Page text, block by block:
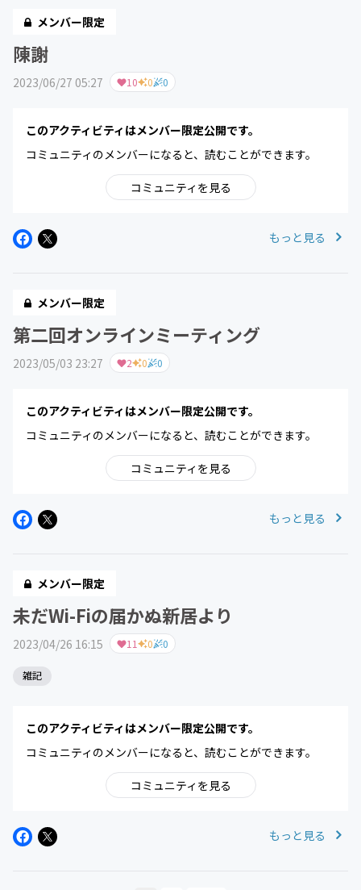
メンバー限定
陳謝
2023/06/27 05:27 10 0 0
このアクティビティはメンバー限定公開です。
コミュニティのメンバーになると、読むことができます。
コミュニティを見る
もっと見る
メンバー限定
第二回オンラインミーティング
2023/05/03 23:27 2 0 0
このアクティビティはメンバー限定公開です。
コミュニティのメンバーになると、読むことができます。
コミュニティを見る
もっと見る
メンバー限定
未だWi-Fiの届かぬ新居より
2023/04/26 16:15 11 0 0
雑記
このアクティビティはメンバー限定公開です。
コミュニティのメンバーになると、読むことができます。
コミュニティを見る
もっと見る